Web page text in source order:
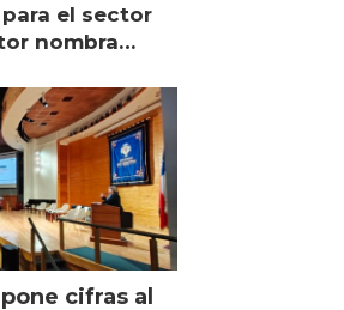
el sector
nombra
cifras al